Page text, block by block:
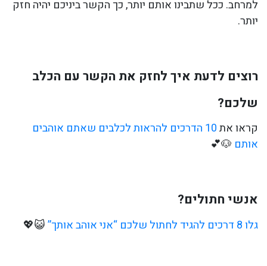
למרחב. ככל שתבינו אותם יותר, כך הקשר ביניכם יהיה חזק
יותר.
רוצים לדעת איך לחזק את הקשר עם הכלב
שלכם?
קראו את
10 הדרכים להראות לכלבים שאתם אוהבים
אותם 🐶💕
אנשי חתולים?
גלו 8 דרכים להגיד לחתול שלכם “אני אוהב אותך” 😺💖